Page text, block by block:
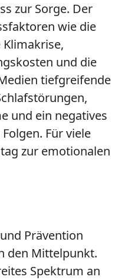
zur Sorge. Der
wie die
Klimakrise,
und die
tiefgreifende
und ein negatives
Für viele
zur emotionalen
Prävention
den Mittelpunkt.
Spektrum an